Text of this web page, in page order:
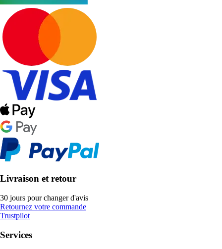
Livraison et retour
30 jours pour changer d'avis
Retournez votre commande
Trustpilot
Services